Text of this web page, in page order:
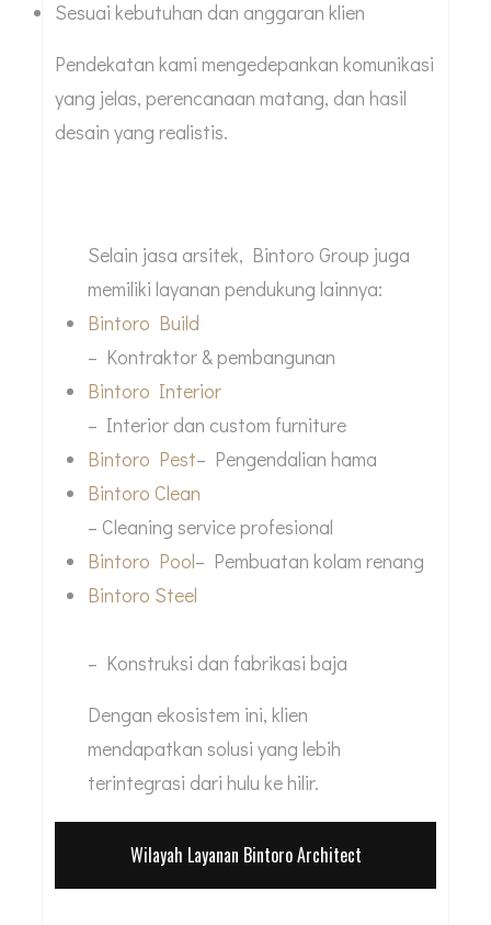
Sesuai kebutuhan dan anggaran klien
Pendekatan kami mengedepankan komunikasi
yang jelas, perencanaan matang, dan hasil
desain yang realistis.
Wilayah Layanan Bintoro Architect
Selain jasa arsitek, Bintoro Group juga
memiliki layanan pendukung lainnya:
Bintoro Build
– Kontraktor & pembangunan
Bintoro Interior
– Interior dan custom furniture
Bintoro Pest– Pengendalian hama
Bintoro Clean
– Cleaning service profesional
Bintoro Pool– Pembuatan kolam renang
Bintoro Steel
– Konstruksi dan fabrikasi baja
Dengan ekosistem ini, klien
mendapatkan solusi yang lebih
terintegrasi dari hulu ke hilir.